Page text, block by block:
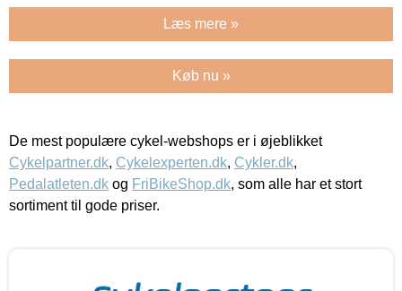
Læs mere »
Køb nu »
De mest populære cykel-webshops er i øjeblikket
Cykelpartner.dk, Cykelexperten.dk, Cykler.dk,
Pedalatleten.dk og FriBikeShop.dk, som alle har et stort
sortiment til gode priser.